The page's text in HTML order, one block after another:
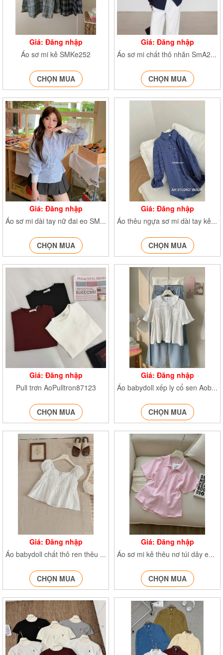
Giá: Đăng nhập
Áo sơ mi kẻ SMKe252
CHỌN MUA
Giá: Đăng nhập
Áo sơ mi chất thô nhăn SmA255
CHỌN MUA
Giá: Đăng nhập
Áo sơ mi dài tay nữ đai eo SMdaitay379
CHỌN MUA
Giá: Đăng nhập
Áo thêu ngựa sơ mi dài tay kẻ caro SMthengua363
CHỌN MUA
Giá: Đăng nhập
Pull trơn AoPulltron87123
CHỌN MUA
Giá: Đăng nhập
Áo babydoll xếp ly cổ sen Aobabbydoll259
CHỌN MUA
Giá: Đăng nhập
Áo babydoll chất thô ren thêu hoa Aocrttaybong258
CHỌN MUA
Giá: Đăng nhập
Áo sơ mi kẻ thêu nơ túi dây eo SMA65
CHỌN MUA